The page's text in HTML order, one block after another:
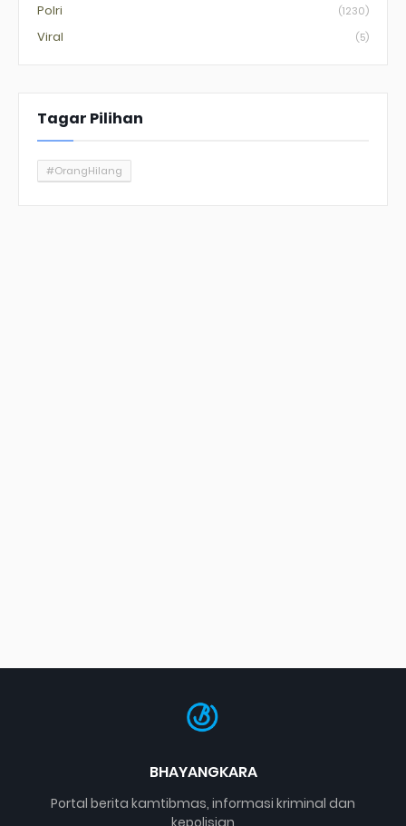
Polri (1230)
Viral (5)
Tagar Pilihan
#OrangHilang
BHAYANGKARA
Portal berita kamtibmas, informasi kriminal dan
kepolisian